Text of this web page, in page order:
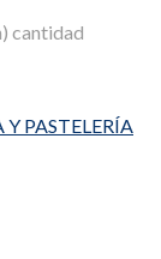
cantidad
PASTELERÍA